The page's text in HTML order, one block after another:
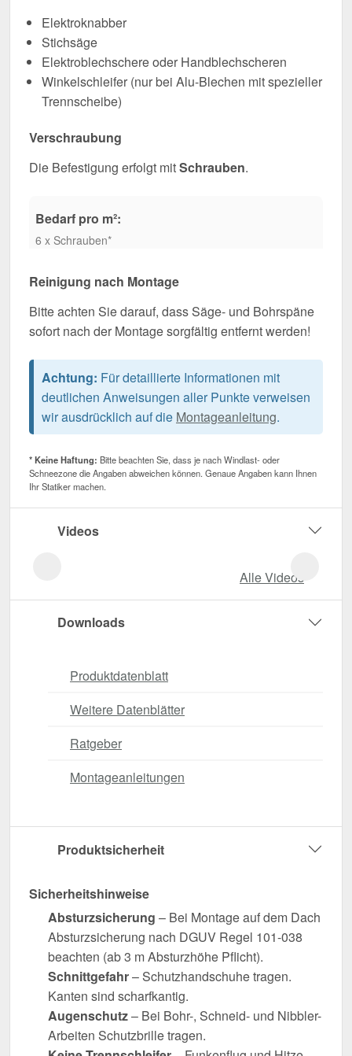
Elektroknabber
Stichsäge
Elektroblechschere oder Handblechscheren
Winkelschleifer (nur bei Alu-Blechen mit spezieller
Trennscheibe)
Verschraubung
Die Befestigung erfolgt mitSchrauben.
Bedarf pro m²:
6 x Schrauben*
Reinigung nach Montage
Bitte achten Sie darauf, dass Säge- und Bohrspäne
sofort nach der Montage sorgfältig entfernt werden!
Achtung: Für detaillierte Informationen mit
deutlichen Anweisungen aller Punkte verweisen
wir ausdrücklich auf die Montageanleitung.
* Keine Haftung: Bitte beachten Sie, dass je nach Windlast- oder
Schneezone die Angaben abweichen können. Genaue Angaben kann Ihnen
Ihr Statiker machen.
Videos
Alle Videos
Downloads
Produktdatenblatt
Weitere Datenblätter
Ratgeber
Montageanleitungen
Produktsicherheit
Sicherheitshinweise
Absturzsicherung – Bei Montage auf dem Dach
Absturzsicherung nach DGUV Regel 101-038
beachten (ab 3 m Absturzhöhe Pflicht).
Schnittgefahr– Schutzhandschuhe tragen.
Kanten sind scharfkantig.
Augenschutz– Bei Bohr-, Schneid- und Nibbler-
Arbeiten Schutzbrille tragen.